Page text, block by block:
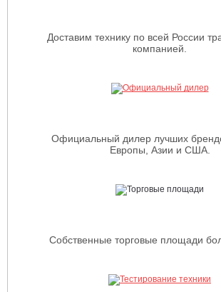
Доставим технику по всей России
компанией.
Официальный дилер лучших
Европы, Азии и США.
Собственные торговые площади